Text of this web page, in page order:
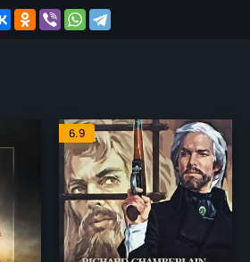
6.9